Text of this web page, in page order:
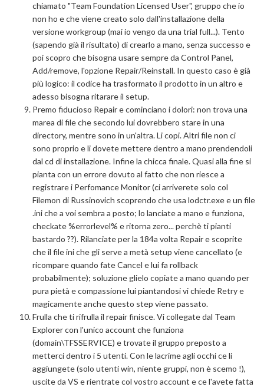
chiamato "Team Foundation Licensed User", gruppo che io
non ho e che viene creato solo dall'installazione della
versione workgroup (mai io vengo da una trial full...). Tento
(sapendo già il risultato) di crearlo a mano, senza successo e
poi scopro che bisogna usare sempre da Control Panel,
Add/remove, l'opzione Repair/Reinstall. In questo caso è già
più logico: il codice ha trasformato il prodotto in un altro e
adesso bisogna ritarare il setup.
Premo fiducioso Repair e cominciano i dolori: non trova una
marea di file che secondo lui dovrebbero stare in una
directory, mentre sono in un'altra. Li copi. Altri file non ci
sono proprio e li dovete mettere dentro a mano prendendoli
dal cd di installazione. Infine la chicca finale. Quasi alla fine si
pianta con un errore dovuto al fatto che non riesce a
registrare i Perfomance Monitor (ci arriverete solo col
Filemon di Russinovich scoprendo che usa lodctr.exe e un file
.ini che a voi sembra a posto; lo lanciate a mano e funziona,
checkate %errorlevel% e ritorna zero... perchè ti pianti
bastardo ??). Rilanciate per la 184a volta Repair e scoprite
che il file ini che gli serve a metà setup viene cancellato (e
ricompare quando fate Cancel e lui fa rollback
probabilmente); soluzione glielo copiate a mano quando per
pura pietà e compassione lui piantandosi vi chiede Retry e
magicamente anche questo step viene passato.
Frulla che ti rifrulla il repair finisce. Vi collegate dal Team
Explorer con l'unico account che funziona
(domain\TFSSERVICE) e trovate il gruppo preposto a
metterci dentro i 5 utenti. Con le lacrime agli occhi ce li
aggiungete (solo utenti win, niente gruppi, non è scemo !),
uscite da VS e rientrate col vostro account e ce l'avete fatta